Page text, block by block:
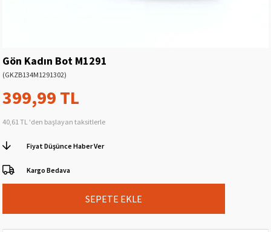
Gön Kadın Bot M1291
(GKZB134M1291302)
399,99 TL
40,61 TL 'den başlayan taksitlerle
Fiyat Düşünce Haber Ver
Kargo Bedava